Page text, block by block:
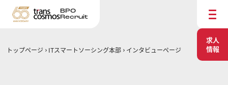
BPO
Recruit
求人
情報
トップページ ITスマートソーシング本部 インタビューページ